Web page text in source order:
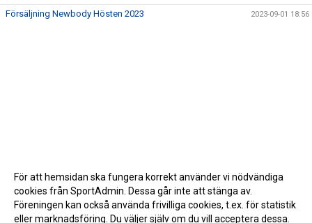
Försäljning Newbody Hösten 2023 2023-09-01 18:56
För att hemsidan ska fungera korrekt använder vi nödvändiga
cookies från SportAdmin. Dessa går inte att stänga av.
Föreningen kan också använda frivilliga cookies, t.ex. för statistik
eller marknadsföring. Du väljer själv om du vill acceptera dessa.